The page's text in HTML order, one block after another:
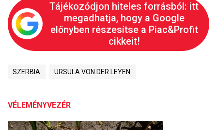
Tájékozódjon hiteles forrásból: itt
megadhatja, hogy a Google
előnyben részesítse a Piac&Profit
cikkeit!
SZERBIA URSULA VON DER LEYEN
VÉLEMÉNYVEZÉR